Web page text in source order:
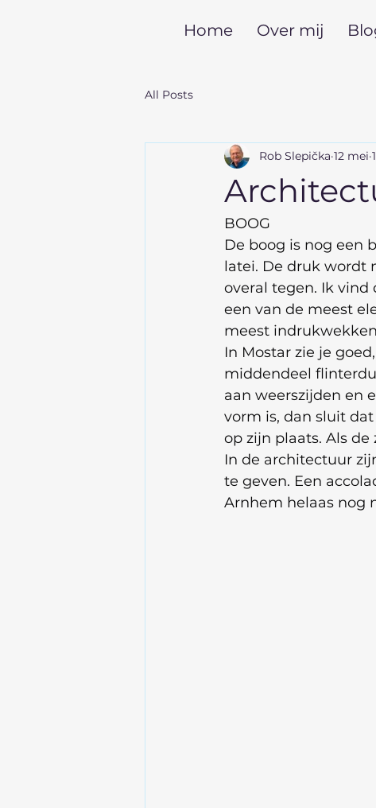
Home Over mij
All Posts
Rob Slepička 12 mei
BOOG
De boog is nog een
latei. De druk wordt
overal tegen. Ik vind
een van de meest
meest
In Mostar zie je
middendeel
aan weerszijden en
vorm is, dan sluit
op zijn plaats. Als
In de architectuur
te geven. Een
Arnhem helaas nog